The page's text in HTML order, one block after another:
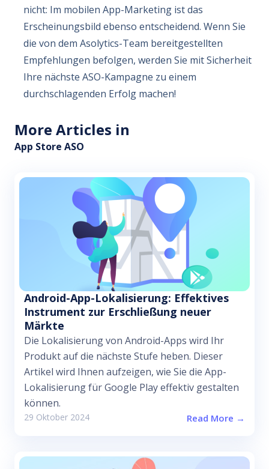
nicht: Im mobilen App-Marketing ist das
Erscheinungsbild ebenso entscheidend. Wenn Sie
die von dem Asolytics-Team bereitgestellten
Empfehlungen befolgen, werden Sie mit Sicherheit
Ihre nächste ASO-Kampagne zu einem
durchschlagenden Erfolg machen!
More Articles in
App Store ASO
Android-App-Lokalisierung: Effektives
Instrument zur Erschließung neuer
Märkte
Die Lokalisierung von Android-Apps wird Ihr
Produkt auf die nächste Stufe heben. Dieser
Artikel wird Ihnen aufzeigen, wie Sie die App-
Lokalisierung für Google Play effektiv gestalten
können.
29 Oktober 2024 Read More →